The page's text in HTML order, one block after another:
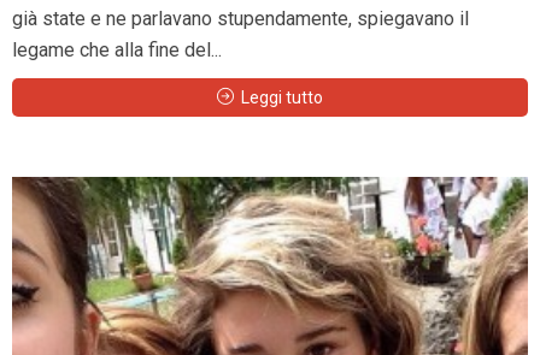
già state e ne parlavano stupendamente, spiegavano il
legame che alla fine del...
Leggi tutto